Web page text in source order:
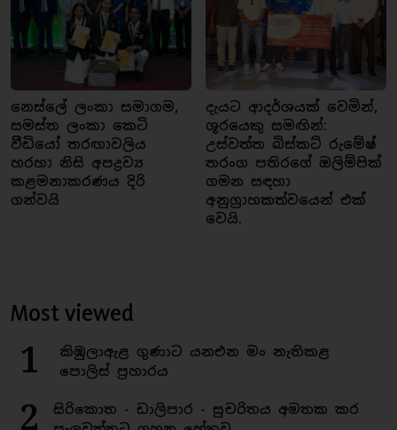
නෙස්ලේ ලංකා සමාගම,
සමස්ත ලංකා කෙටි
වීඩියෝ තරඟාවලිය
හරහා නිසි අපද්‍රව්‍ය
කළමනාකරණය දිරි
ගන්වයි
දැයට ආදර්ශයක් වෙමින්,
ශූරයෙකු සමඟින්:
උස්වත්ත බිස්කට් රුමේෂ්
තරංග පතිරගේ ඔලිම්පික්
ගමන සඳහා
අනුග්‍රාහකත්වයෙන් එක්
වෙයි.
Most viewed
1
කිඹුලාඇළ ගුණාට යනඑන මං නැතිකළ
පොලිස් ප්‍රහාරය
2
සිරිකොත - ඩාලිපාර - සුචරිතය අමතක කර